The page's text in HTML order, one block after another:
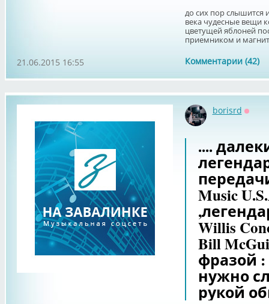
до сих пор слышится
века чудесные вещи
цветущей яблоней
приемником и
Комментарии (42)
21.06.2015 16:55
borisrd
....
Music
Willis
Bill
фразой :
нужно
рукой